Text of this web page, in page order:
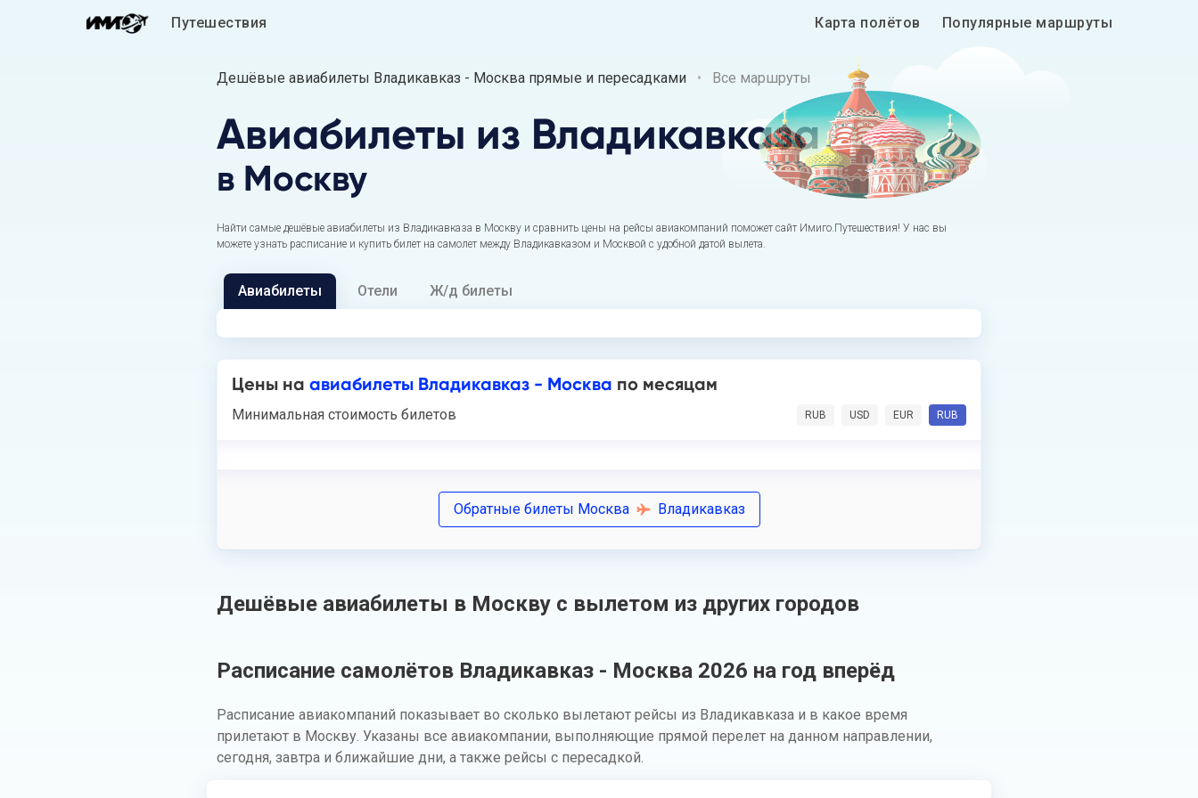
Путешествия Карта полётов Популярные маршруты
Дешёвые авиабилеты Владикавказ - Москва прямые и пересадками Все маршруты
Авиабилеты из Владикавказа
в Москву
Найти самые дешёвые авиабилеты из Владикавказа в Москву и сравнить цены на рейсы авиакомпаний поможет сайт Имиго.Путешествия! У нас вы
можете узнать расписание и купить билет на самолет между Владикавказом и Москвой с удобной датой вылета.
Авиабилеты Отели Ж/д билеты
Цены на авиабилеты Владикавказ - Москва по месяцам
Минимальная стоимость билетов RUB USD EUR RUB
Обратные билеты Москва Владикавказ
Дешёвые авиабилеты в Москву с вылетом из других городов
Расписание самолётов Владикавказ - Москва 2026 на год вперёд
Расписание авиакомпаний показывает во сколько вылетают рейсы из Владикавказа и в какое время
прилетают в Москву. Указаны все авиакомпании, выполняющие прямой перелет на данном направлении,
сегодня, завтра и ближайшие дни, а также рейсы с пересадкой.